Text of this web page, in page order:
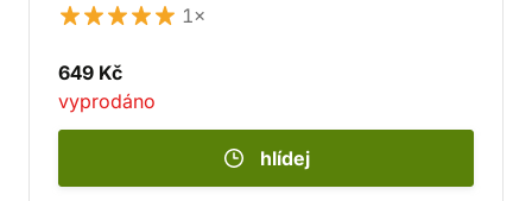
1×
649 Kč
vyprodáno
hlídej